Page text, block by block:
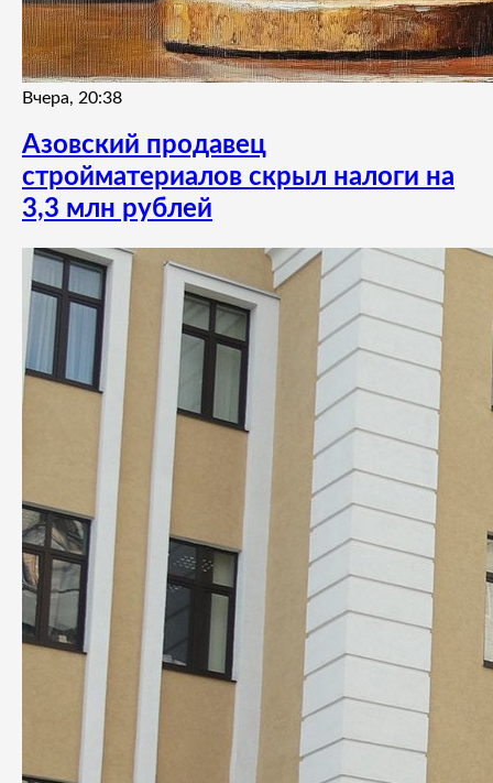
Вчера, 20:38
Азовский продавец
стройматериалов скрыл налоги на
3,3 млн рублей